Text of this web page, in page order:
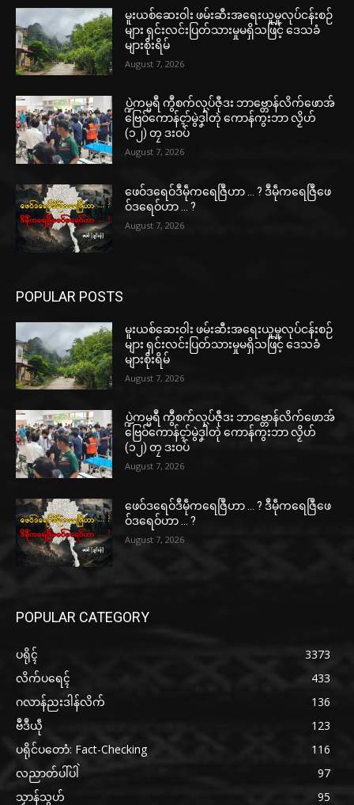
မူးယစ်ဆေးဝါး ဖမ်းဆီးအရေးယူမှုလုပ်ငန်းစဉ်
များ ရှင်းလင်းပြတ်သားမှုမရှိသဖြင့် ဒေသခံ
များစိုးရိမ်
August 7, 2026
ပ္ဍဲကမ္မရဳ ကွဳစက်လုပ်ဇီုဒး ဘာဗ္တောန်လိက်ဖောအ်
ဗြေဝ်ကောန်ၚာ်မွဲဒၞါဲတုဲ ကောန်ကွးဘာ လၟိဟ်
(၁၂) တၠ ဒးဝပ်
August 7, 2026
ဖေဝ်ဒရေဝ်ဒဳမဵုကရေဇြဳဟာ … ? ဒဳမဵုကရေဇြဳဖေ
ဝ်ဒရေဝ်ဟာ … ?
August 7, 2026
POPULAR POSTS
မူးယစ်ဆေးဝါး ဖမ်းဆီးအရေးယူမှုလုပ်ငန်းစဉ်
များ ရှင်းလင်းပြတ်သားမှုမရှိသဖြင့် ဒေသခံ
များစိုးရိမ်
August 7, 2026
ပ္ဍဲကမ္မရဳ ကွဳစက်လုပ်ဇီုဒး ဘာဗ္တောန်လိက်ဖောအ်
ဗြေဝ်ကောန်ၚာ်မွဲဒၞါဲတုဲ ကောန်ကွးဘာ လၟိဟ်
(၁၂) တၠ ဒးဝပ်
August 7, 2026
ဖေဝ်ဒရေဝ်ဒဳမဵုကရေဇြဳဟာ … ? ဒဳမဵုကရေဇြဳဖေ
ဝ်ဒရေဝ်ဟာ … ?
August 7, 2026
POPULAR CATEGORY
ပရိုၚ်
3373
လိက်ပရေၚ်
433
ဂလာန်ညးဒါန်လိက်
136
ဗဳဒဳယဵု
123
ပရိုင်ပတောံ: Fact-Checking
116
လညာတ်ပါ်ပါဲ
97
သၟာန်သွဟ်
95